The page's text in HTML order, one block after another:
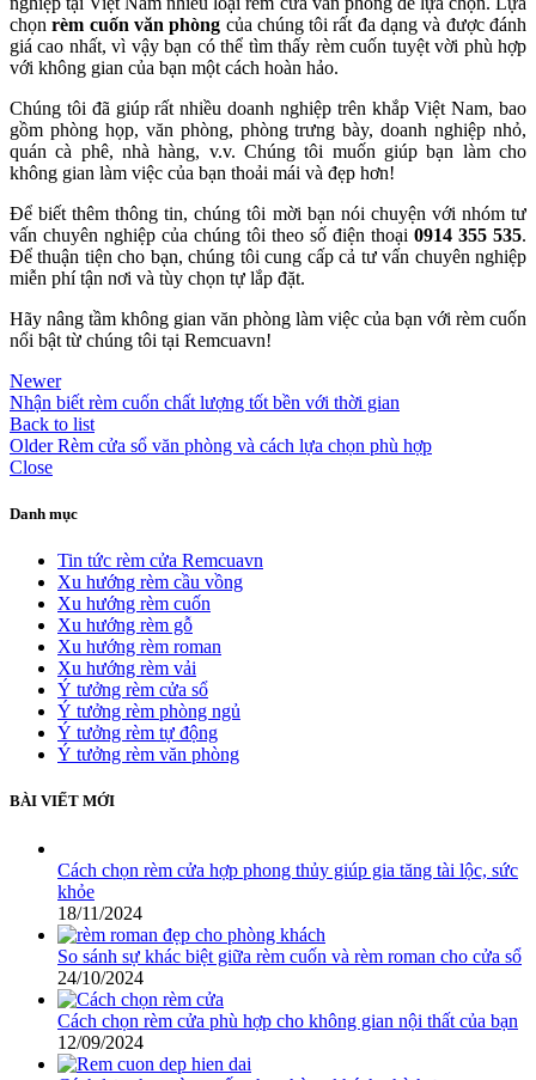
chọnrèm cuốn văn phòng của chúng tôi rất đa dạng và được đánh
giá cao nhất, vì vậy bạn có thể tìm thấy rèm cuốn tuyệt vời phù hợp
với không gian của bạn một cách hoàn hảo.
Chúng tôi đã giúp rất nhiều doanh nghiệp trên khắp Việt Nam, bao
gồm phòng họp, văn phòng, phòng trưng bày, doanh nghiệp nhỏ,
quán cà phê, nhà hàng, v.v. Chúng tôi muốn giúp bạn làm cho
không gian làm việc của bạn thoải mái và đẹp hơn!
Để biết thêm thông tin, chúng tôi mời bạn nói chuyện với nhóm tư
vấn chuyên nghiệp của chúng tôi theo số điện thoại 0914 355 535.
Để thuận tiện cho bạn, chúng tôi cung cấp cả tư vấn chuyên nghiệp
miễn phí tận nơi và tùy chọn tự lắp đặt.
Hãy nâng tầm không gian văn phòng làm việc của bạn với rèm cuốn
nổi bật từ chúng tôi tại Remcuavn!
Newer
Nhận biết rèm cuốn chất lượng tốt bền với thời gian
Back to list
Older Rèm cửa sổ văn phòng và cách lựa chọn phù hợp
Close
Danh mục
Tin tức rèm cửa Remcuavn
Xu hướng rèm cầu vồng
Xu hướng rèm cuốn
Xu hướng rèm gỗ
Xu hướng rèm roman
Xu hướng rèm vải
Ý tưởng rèm cửa sổ
Ý tưởng rèm phòng ngủ
Ý tưởng rèm tự động
Ý tưởng rèm văn phòng
BÀI VIẾT MỚI
Cách chọn rèm cửa hợp phong thủy giúp gia tăng tài lộc, sức
khỏe
18/11/2024
So sánh sự khác biệt giữa rèm cuốn và rèm roman cho cửa sổ
24/10/2024
Cách chọn rèm cửa phù hợp cho không gian nội thất của bạn
12/09/2024